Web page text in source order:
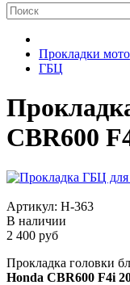
Прокладки
ГБЦ
CBR600
Артикул: H-363
В наличии
2 400 руб
Прокладка головки
Honda CBR600 F4i